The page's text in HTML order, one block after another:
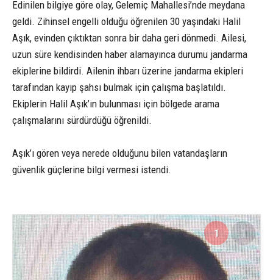
Edinilen bilgiye göre olay, Gelemiç Mahallesi’nde meydana
geldi. Zihinsel engelli olduğu öğrenilen 30 yaşındaki Halil
Aşık, evinden çıktıktan sonra bir daha geri dönmedi. Ailesi,
uzun süre kendisinden haber alamayınca durumu jandarma
ekiplerine bildirdi. Ailenin ihbarı üzerine jandarma ekipleri
tarafından kayıp şahsı bulmak için çalışma başlatıldı.
Ekiplerin Halil Aşık’ın bulunması için bölgede arama
çalışmalarını sürdürdüğü öğrenildi.
Aşık’ı gören veya nerede olduğunu bilen vatandaşların
güvenlik güçlerine bilgi vermesi istendi.
1 1